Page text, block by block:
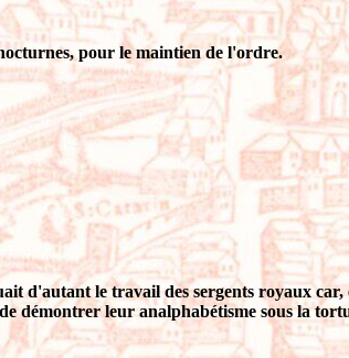
pour le maintien de l'ordre.
d'autant le travail des sergents royaux
démontrer leur analphabétisme sous la